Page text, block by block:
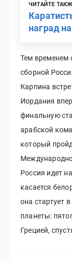
ЧИТАЙТЕ
наград
Тем временем
сборной
Карпина
Иордания
финальную
арабской
который
Россия идет
касается
она стартует
планеты:
Грецией,